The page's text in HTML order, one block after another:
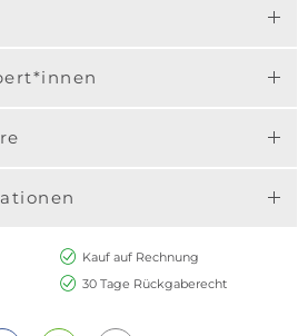
Kauf auf Rechnung
30 Tage Rückgaberecht